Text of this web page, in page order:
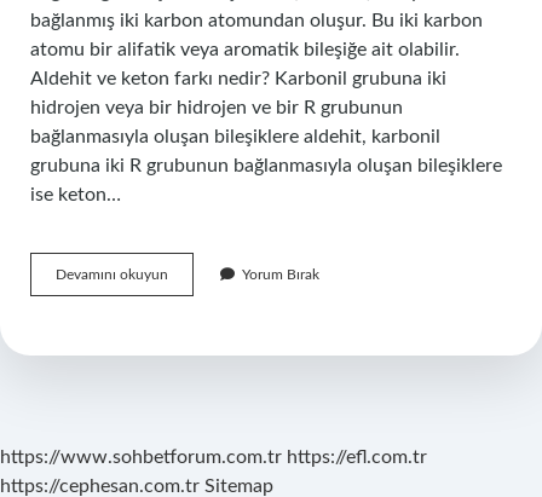
bağlanmış iki karbon atomundan oluşur. Bu iki karbon
atomu bir alifatik veya aromatik bileşiğe ait olabilir.
Aldehit ve keton farkı nedir? Karbonil grubuna iki
hidrojen veya bir hidrojen ve bir R grubunun
bağlanmasıyla oluşan bileşiklere aldehit, karbonil
grubuna iki R grubunun bağlanmasıyla oluşan bileşiklere
ise keton…
Devamını okuyun Ketonların
Özellikleri
Yorum Bırak
https://www.sohbetforum.com.tr https://efl.com.tr
https://cephesan.com.tr Sitemap